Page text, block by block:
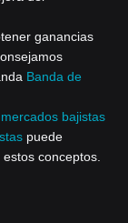
ganancias
Banda de
bajistas
puede
conceptos.